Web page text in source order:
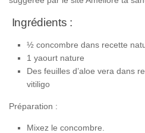
Ingrédients :
½ concombre dans recette
1 yaourt nature
Des feuilles d’aloe vera dans
vitiligo
Préparation :
Mixez le concombre.